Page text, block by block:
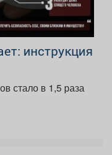
инструкция
стало в 1,5 раза